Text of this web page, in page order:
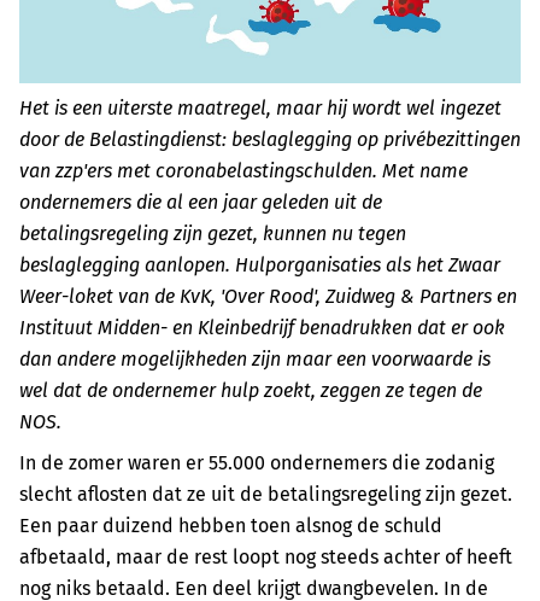
Het is een uiterste maatregel, maar hij wordt wel ingezet
door de Belastingdienst: beslaglegging op privébezittingen
van zzp'ers met coronabelastingschulden. Met name
ondernemers die al een jaar geleden uit de
betalingsregeling zijn gezet, kunnen nu tegen
beslaglegging aanlopen. Hulporganisaties als het Zwaar
Weer-loket van de KvK, 'Over Rood', Zuidweg & Partners en
Instituut Midden- en Kleinbedrijf benadrukken dat er ook
dan andere mogelijkheden zijn maar een voorwaarde is
wel dat de ondernemer hulp zoekt, zeggen ze tegen de
NOS.
In de zomer waren er 55.000 ondernemers die zodanig
slecht aflosten dat ze uit de betalingsregeling zijn gezet.
Een paar duizend hebben toen alsnog de schuld
afbetaald, maar de rest loopt nog steeds achter of heeft
nog niks betaald. Een deel krijgt dwangbevelen. In de